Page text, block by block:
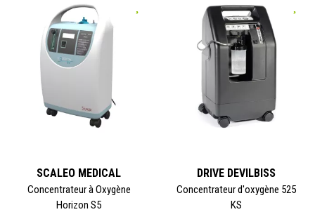
SCALEO MEDICAL
Concentrateur à Oxygène
Horizon S5
DRIVE DEVILBISS
Concentrateur d'oxygène 525
KS